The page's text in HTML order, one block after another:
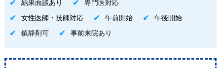
結果面談あり
専門医対応
女性医師・技師対応
午前開始
午後開始
鎮静剤可
事前来院あり